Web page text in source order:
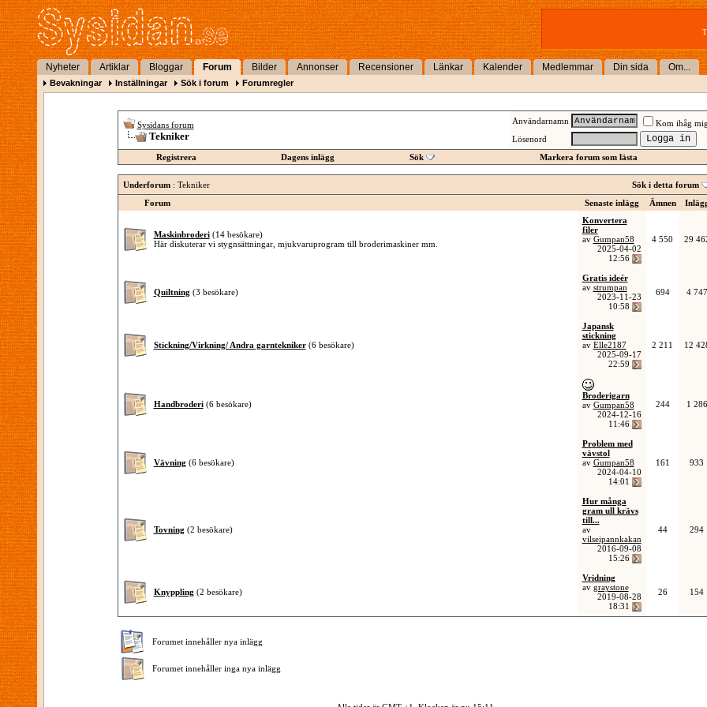
Nyheter Artiklar Bloggar Forum Bilder Annonser Recensioner Länkar Kalender Medlemmar Din sida Om...
Bevakningar Inställningar Sök i forum Forumregler
Sysidans forum
Tekniker
Användarnamn
Kom ihåg
Lösenord
Registrera
Dagens inlägg Sök Markera forum som lästa
Underforum: Tekniker
Sök i detta forum
Forum
Senaste inlägg Ämnen
Maskinbroderi (14 besökare)
Här diskuterar vi stygnsättningar, mjukvaruprogram till broderimaskiner mm.
Konvertera
filer
av Gumpan58
2025-04-02
12:56
4 550 29
Quiltning (3 besökare)
Gratis ideér
av strumpan
2023-11-23
10:58
694 4 747
Stickning/Virkning/ Andra garntekniker (6 besökare)
Japansk
stickning
av Elle2187
2025-09-17
22:59
2 211 12
Handbroderi (6 besökare)
Broderigarn
av Gumpan58
2024-12-16
11:46
244 1 286
Vävning (6 besökare)
Problem med
vävstol
av Gumpan58
2024-04-10
14:01
161 933
Tovning (2 besökare)
Hur många
gram ull krävs
till...
av
vilseipannkakan
2016-09-08
15:26
44 294
Knyppling (2 besökare)
Vridning
av graystone
2019-08-28
18:31
26 154
Forumet innehåller nya inlägg
Forumet innehåller inga nya inlägg